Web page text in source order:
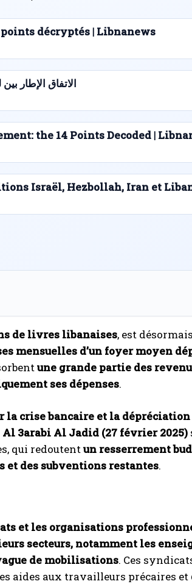
décryptés | Libnanews
الاتفاق الإطار بين
the 14 Points Decoded |
Israël, Hezbollah, Iran et
de livres libanaises, est désormais
mensuelles d’un foyer moyen
une grande partie des
ses dépenses.
la crise bancaire et la
Al 3arabi Al Jadid (27 février 2025)
qui redoutentun resserrement
et des subventions restantes.
et les organisations
secteurs, notamment les
de mobilisations. Ces
aides aux travailleurs précaires et